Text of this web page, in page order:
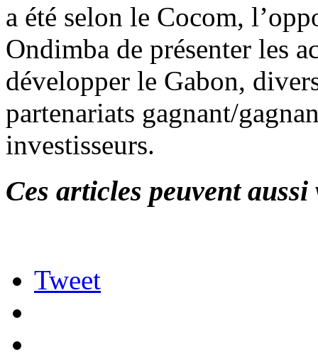
a été selon le Cocom,
Ondimba de présenter les
développer le Gabon,
partenariats gagnant/
investisseurs.
Ces articles peuvent
Tweet